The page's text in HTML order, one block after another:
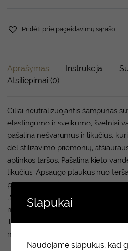
Pridėti prie pageidavimų sąrašo
Aprašymas Instrukcija
Atsiliepimai (0)
Giliai neutralizuojantis šampūnas
elastingumo ir sveikumo, švelniai
pašalina nešvarumus ir likučius,
dėl stilizavimo priemonių,
aplinkos taršos. Pašalina kieto
likučius. Apsaugo plaukus nuo
plaukus kruopščiam plaukų
„SmartRelease” technologija
medžiagas (keratiną, argininą,
Taip galima išvengti pažeidimų ir
nuo kasdienių pažeidimų.
Slapukai
Naudojame slapukus, kad